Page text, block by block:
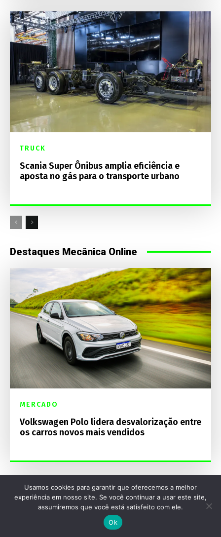
TRUCK
Scania Super Ônibus amplia eficiência e
aposta no gás para o transporte urbano
Destaques Mecânica Online
MERCADO
Volkswagen Polo lidera desvalorização entre
os carros novos mais vendidos
Usamos cookies para garantir que oferecemos a melhor
experiência em nosso site. Se você continuar a usar este site,
assumiremos que você está satisfeito com ele.
Ok